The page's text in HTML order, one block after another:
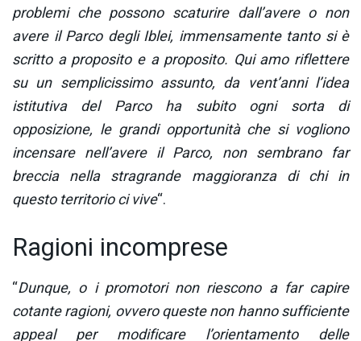
problemi che possono scaturire dall’avere o non
avere il Parco degli Iblei, immensamente tanto si è
scritto a proposito e a proposito. Qui amo riflettere
su un semplicissimo assunto, da vent’anni l’idea
istitutiva del Parco ha subito ogni sorta di
opposizione, le grandi opportunità che si vogliono
incensare nell’avere il Parco, non sembrano far
breccia nella stragrande maggioranza di chi in
questo territorio ci vive“.
Ragioni incomprese
“Dunque, o i promotori non riescono a far capire
cotante ragioni, ovvero queste non hanno sufficiente
appeal per modificare l’orientamento delle